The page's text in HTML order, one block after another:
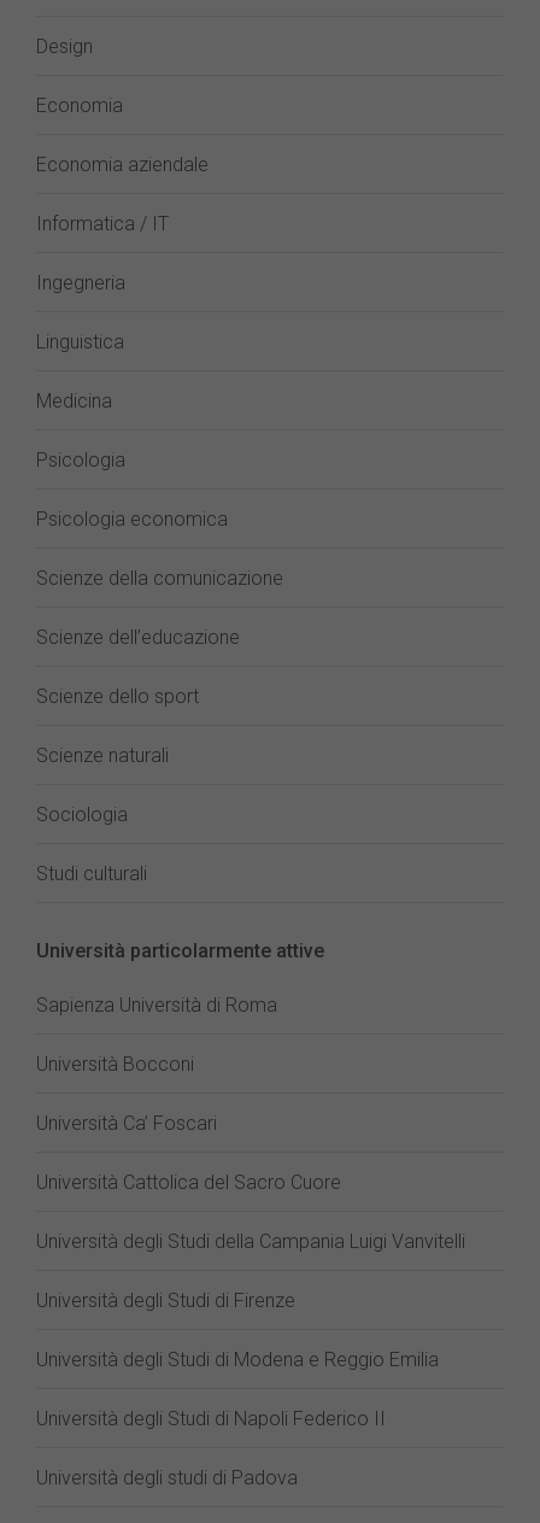
Design
Economia
Economia aziendale
Informatica / IT
Ingegneria
Linguistica
Medicina
Psicologia
Psicologia economica
Scienze della comunicazione
Scienze dell’educazione
Scienze dello sport
Scienze naturali
Sociologia
Studi culturali
Università particolarmente attive
Sapienza Università di Roma
Università Bocconi
Università Ca’ Foscari
Università Cattolica del Sacro Cuore
Università degli Studi della Campania Luigi Vanvitelli
Università degli Studi di Firenze
Università degli Studi di Modena e Reggio Emilia
Università degli Studi di Napoli Federico II
Università degli studi di Padova